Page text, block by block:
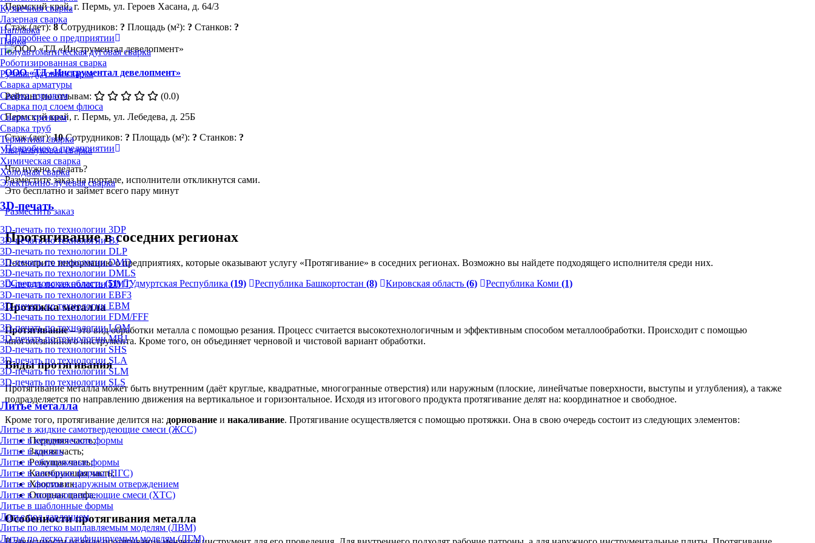
Кузнечная сварка
Лазерная сварка
Наплавка
Пайка
Полуавтоматическая дуговая сварка
Роботизированная сварка
Ручная дуговая сварка
Сварка арматуры
Сварка взрывом
Сварка под слоем флюса
Сварка трением
Сварка труб
Термитная сварка
Ультразвуковая сварка
Химическая сварка
Холодная сварка
Электронно-лучевая сварка
3D-печать
3D-печать по технологии 3DP
3D-печать по технологии BJ
3D-печать по технологии DLP
3D-печать по технологии DMD
3D-печать по технологии DMLS
3D-печать по технологии DMT
3D-печать по технологии EBF3
3D-печать по технологии EBM
3D-печать по технологии FDM/FFF
3D-печать по технологии LOM
3D-печать по технологии MBJ
3D-печать по технологии SHS
3D-печать по технологии SLA
3D-печать по технологии SLM
3D-печать по технологии SLS
Литьё металла
Литье в жидкие самотвердеющие смеси (ЖСС)
Литье в керамические формы
Литье в кокиль
Литье в оболочковые формы
Литье в песчаные формы (ПГС)
Литье в формы с наружным отверждением
Литье в холоднотвердеющие смеси (ХТС)
Литье в шаблонные формы
Литье под давлением
Литье по легко выплавляемым моделям (ЛВМ)
Литье по легко газифицируемым моделям (ЛГМ)
Пермский край, г. Пермь, ул. Героев Хасана, д. 64/3
Стаж (лет):8 Сотрудников: ? Площадь (м²): ? Станков: ?
Подробнее о предприятии
ООО «ТД «Инструментал девелопмент»
Рейтинг по отзывам:
(0.0)
Пермский край, г. Пермь, ул. Лебедева, д. 25Б
Стаж (лет):10 Сотрудников: ? Площадь (м²): ? Станков: ?
Подробнее о предприятии
Что нужно сделать?
Разместите заказ на портале, исполнители откликнутся сами.
Это бесплатно и займет всего пару минут
Разместить заказ
Протягивание в соседних регионах
Посмотрите информацию о предприятиях, которые оказывают услугу «Протягивание» в соседних регионах. Возможно вы найдете подходящего исполнителя среди них.
Свердловская область(51) Удмуртская Республика (19) Республика Башкортостан (8) Кировская область (6) Республика Коми (1)
Протяжка металла
Протягивание– это вид обработки металла с помощью резания. Процесс считается высокотехнологичным и эффективным способом металлообработки. Происходит с помощью
многолезвийного инструмента. Кроме того, он объединяет черновой и чистовой вариант обработки.
Виды протягивания
Протягивание металла может быть внутренним (даёт круглые, квадратные, многогранные отверстия) или наружным (плоские, линейчатые поверхности, выступы и углубления), а также
подразделяется по направлению движения на вертикальное и горизонтальное. Исходя из итогового продукта протягивание делят на: координатное и свободное.
Кроме того, протягивание делится на: дорнование и накаливание. Протягивание осуществляется с помощью протяжки. Она в свою очередь состоит из следующих элементов:
Передняя часть;
Задняя часть;
Режущая часть;
Калибрующая часть;
Хвостовик;
Опорная цапфа.
Особенности протягивания металла